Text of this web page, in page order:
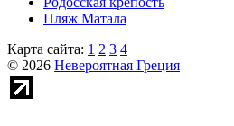
Пляж Матала
Карта сайта: 1 2 3 4
© 2026 Невероятная Греция